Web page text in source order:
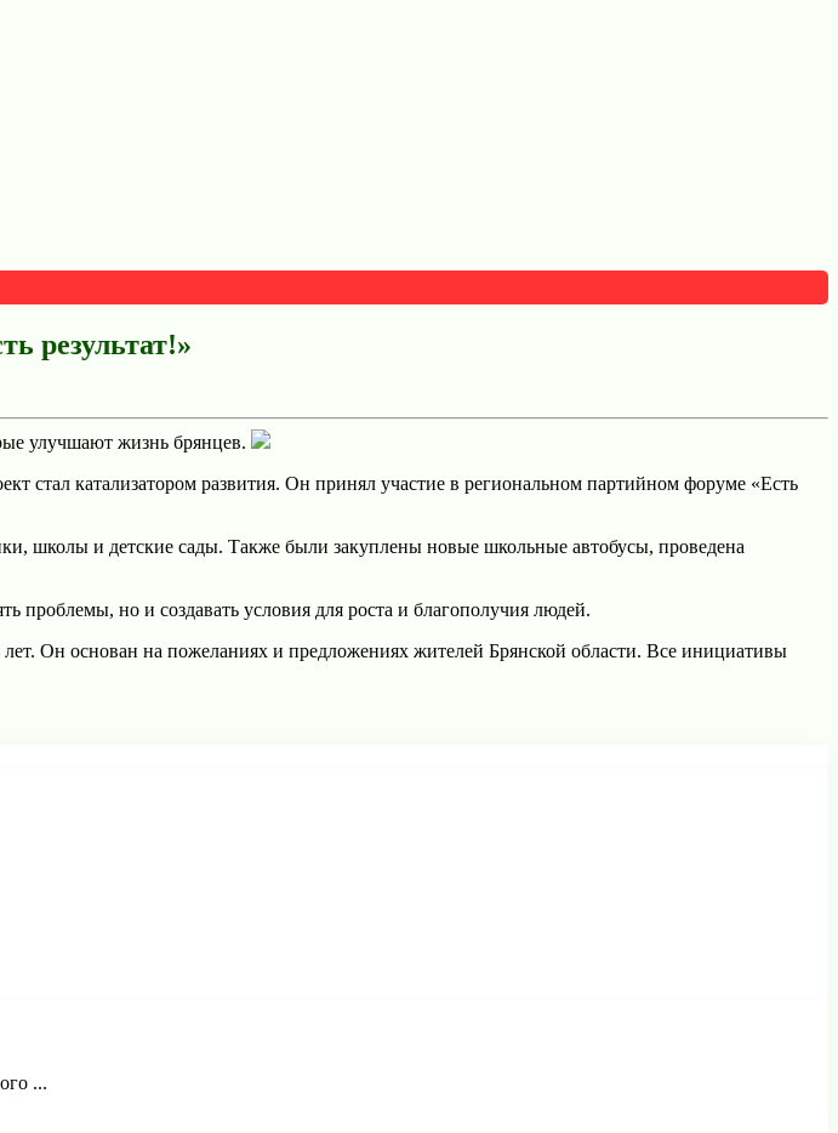
результат!»
улучшают жизнь брянцев.
стал катализатором развития. Он принял участие в региональном партийном форуме «Есть
школы и детские сады. Также были закуплены новые школьные автобусы, проведена
проблемы, но и создавать условия для роста и благополучия людей.
Он основан на пожеланиях и предложениях жителей Брянской области. Все инициативы
...